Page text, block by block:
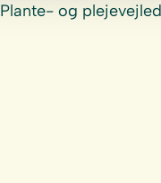
Plante- og